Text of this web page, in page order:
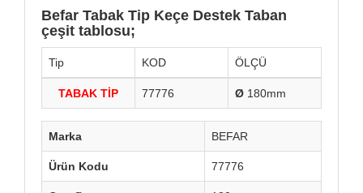
Befar Tabak Tip Keçe Destek Taban​
çeşit tablosu;
Tip KOD ÖLÇÜ
TABAK TİP 77776 Ø 180mm
Marka BEFAR
Ürün Kodu 77776